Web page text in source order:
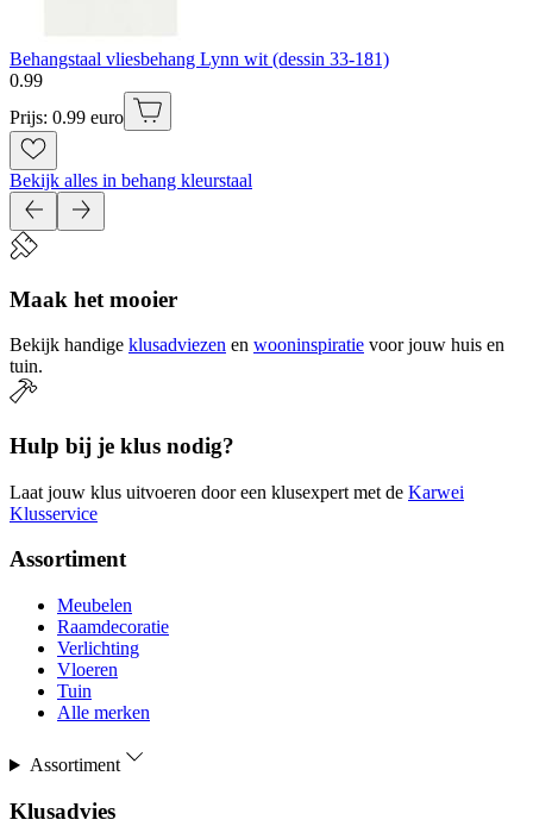
Behangstaal vliesbehang Lynn wit (dessin 33-181)
0.99
Prijs: 0.99 euro
Bekijk alles in behang kleurstaal
Maak het mooier
Bekijk handige klusadviezen en wooninspiratie voor jouw huis en
tuin.
Hulp bij je klus nodig?
Laat jouw klus uitvoeren door een klusexpert met de Karwei
Klusservice
Assortiment
Meubelen
Raamdecoratie
Verlichting
Vloeren
Tuin
Alle merken
Assortiment
Klusadvies